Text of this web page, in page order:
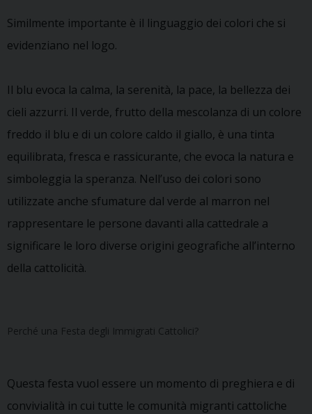
Similmente importante è il linguaggio dei colori che si
evidenziano nel logo.
Il blu evoca la calma, la serenità, la pace, la bellezza dei
cieli azzurri. Il verde, frutto della mescolanza di un colore
freddo il blu e di un colore caldo il giallo, è una tinta
equilibrata, fresca e rassicurante, che evoca la natura e
simboleggia la speranza. Nell’uso dei colori sono
utilizzate anche sfumature dal verde al marron nel
rappresentare le persone davanti alla cattedrale a
significare le loro diverse origini geografiche all’interno
della cattolicità.
Perché una Festa degli Immigrati Cattolici?
Questa festa vuol essere un momento di preghiera e di
convivialità in cui tutte le comunità migranti cattoliche